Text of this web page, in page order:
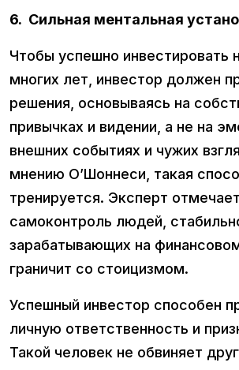
6. Сильная ментальная
Чтобы успешно инвестировать
многих лет, инвестор должен
решения, основываясь на
привычках и видении, а не на
внешних событиях и чужих
мнению О’Шоннеси, такая
тренируется. Эксперт
самоконтроль людей,
зарабатывающих на
граничит со стоицизмом.
Успешный инвестор способен
личную ответственность и
Такой человек не обвиняет